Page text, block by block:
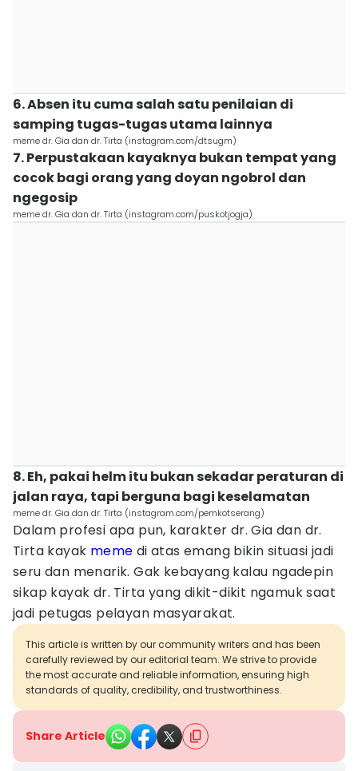
6. Absen itu cuma salah satu penilaian di
samping tugas-tugas utama lainnya
meme dr. Gia dan dr. Tirta (instagram.com/dtsugm)
7. Perpustakaan kayaknya bukan tempat yang
cocok bagi orang yang doyan ngobrol dan
ngegosip
meme dr. Gia dan dr. Tirta (instagram.com/puskotjogja)
8. Eh, pakai helm itu bukan sekadar peraturan di
jalan raya, tapi berguna bagi keselamatan
meme dr. Gia dan dr. Tirta (instagram.com/pemkotserang)
Dalam profesi apa pun, karakter dr. Gia dan dr.
Tirta kayak meme di atas emang bikin situasi jadi
seru dan menarik. Gak kebayang kalau ngadepin
sikap kayak dr. Tirta yang dikit-dikit ngamuk saat
jadi petugas pelayan masyarakat.
This article is written by our community writers and has been
carefully reviewed by our editorial team. We strive to provide
the most accurate and reliable information, ensuring high
standards of quality, credibility, and trustworthiness.
Share Article